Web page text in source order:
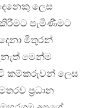
ලෙස
පැමිණීමට
මිතුරන්
මෙන්ම
කම්කරුවන් ලෙස
ප්‍රධාන